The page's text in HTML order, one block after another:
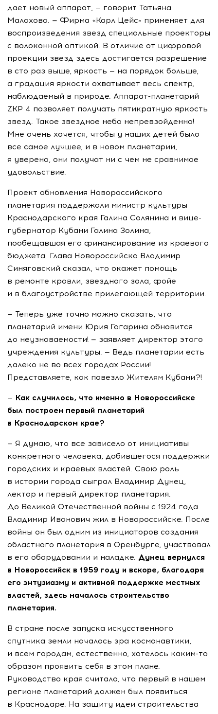
дает новый аппарат, — говорит Татьяна
Малахова. — Фирма «Карл Цейс» применяет для
воспроизведения звезд специальные проекторы
с волоконной оптикой. В отличие от цифровой
проекции звезд здесь достигается разрешение
в сто раз выше, яркость — на порядок больше,
а градация яркости охватывает весь спектр,
наблюдаемый в природе. Аппарат-планетарий
ZKP 4 позволяет получать пятикратную яркость
звезд. Такое звездное небо непревзойденно!
Мне очень хочется, чтобы у наших детей было
все самое лучшее, и в новом планетарии,
я уверена, они получат ни с чем не сравнимое
удовольствие.
Проект обновления Новороссийского
планетария поддержали министр культуры
Краснодарского края Галина Солянина и вице-
губернатор Кубани Галина Золина,
пообещавшая его финансирование из краевого
бюджета. Глава Новороссийска Владимир
Синяговский сказал, что окажет помощь
в ремонте кровли, звездного зала, фойе
и в благоустройстве прилегающей территории.
— Теперь уже точно можно сказать, что
планетарий имени Юрия Гагарина обновится
до неузнаваемости! — заявляет директор этого
учреждения культуры. — Ведь планетарии есть
далеко не во всех городах России!
Представляете, как повезло Жителям Кубани?!
— Как случилось, что именно в Новороссийске
был построен первый планетарий
в Краснодарском крае?
— Я думаю, что все зависело от инициативы
конкретного человека, добившегося поддержки
городских и краевых властей. Свою роль
в истории города сыграл Владимир Дунец,
лектор и первый директор планетария.
До Великой Отечественной войны с 1924 года
Владимир Иванович жил в Новороссийске. После
войны он был одним из инициаторов создания
областного планетария в Оренбурге, участвовал
в его оборудовании и наладке. Дунец вернулся
в Новороссийск в 1959 году и вскоре, благодаря
его энтузиазму и активной поддержке местных
властей, здесь началось строительство
планетария.
В стране после запуска искусственного
спутника земли началась эра космонавтики,
и всем городам, естественно, хотелось каким-то
образом проявить себя в этом плане.
Руководство края считало, что первый в нашем
регионе планетарий должен был появиться
в Краснодаре. На защиту идеи строительства